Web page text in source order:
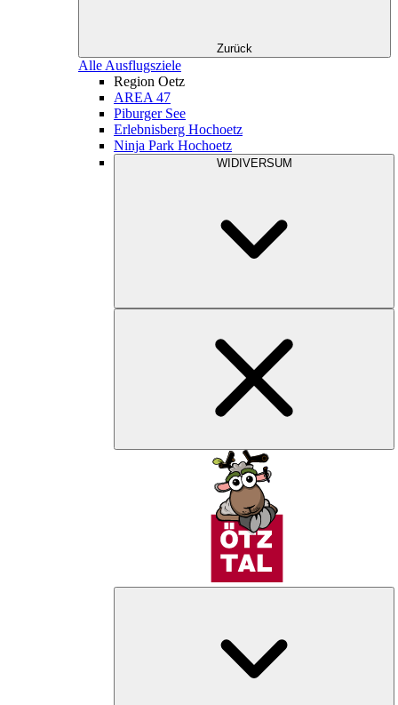
Zurück
Alle Ausflugsziele
Region Oetz
AREA 47
Piburger See
Erlebnisberg Hochoetz
Ninja Park Hochoetz
WIDIVERSUM